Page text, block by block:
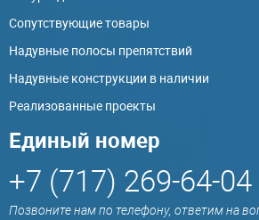
Сопутствующие товары
Надувные полосы препятствий
Надувные конструкции в наличии
Реализованные проекты
Единый номер
+7 (717) 269-64-04
Позвоните нам по телефону, ответим на